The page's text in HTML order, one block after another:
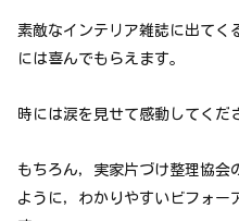
素敵なインテリア雑誌に出て
には喜んでもらえます。
時には涙を見せて感動してくだ
もちろん，実家片づけ整理協会
ように，わかりやすいビフォー